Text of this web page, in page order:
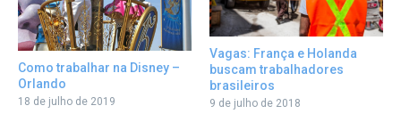
Como trabalhar na Disney –
Orlando
18 de julho de 2019
Vagas: França e Holanda
buscam trabalhadores
brasileiros
9 de julho de 2018